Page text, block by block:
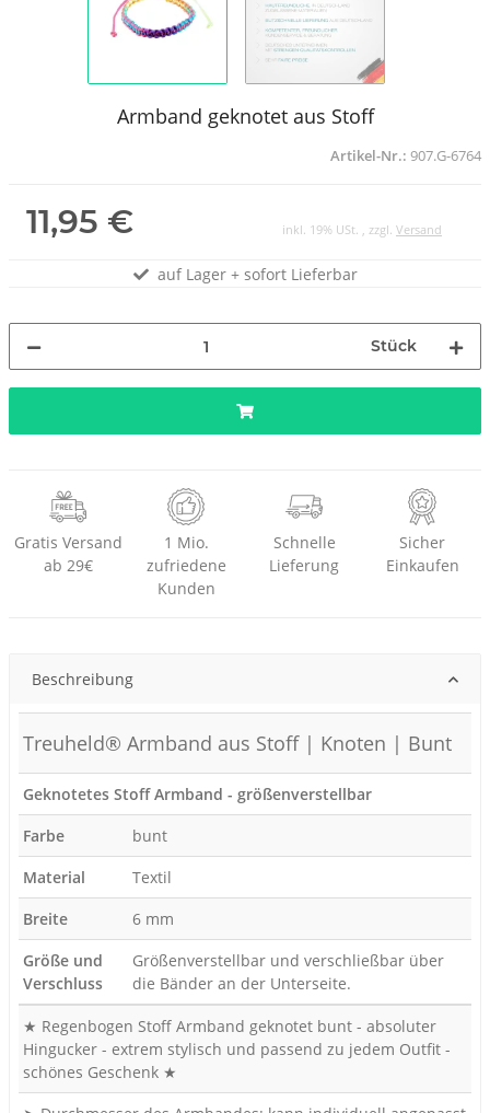
Armband geknotet aus Stoff
Artikel-Nr.: 907.G-6764
11,95 € inkl. 19% USt. , zzgl. Versand
auf Lager + sofort Lieferbar
Stück
Gratis Versand
ab 29€
1 Mio.
zufriedene
Kunden
Schnelle
Lieferung
Sicher
Einkaufen
Beschreibung
Treuheld® Armband aus Stoff | Knoten | Bunt
Geknotetes Stoff Armband - größenverstellbar
Farbe
bunt
Material
Textil
Breite
6 mm
Größe und
Verschluss
Größenverstellbar und verschließbar über
die Bänder an der Unterseite.
★ Regenbogen Stoff Armband geknotet bunt - absoluter
Hingucker - extrem stylisch und passend zu jedem Outfit -
schönes Geschenk ★